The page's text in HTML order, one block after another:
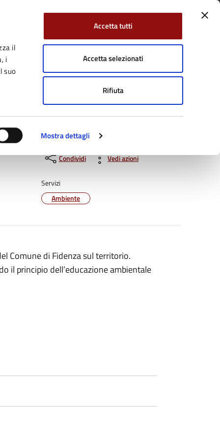
il
i
suo
Mostra dettagli
Accetta tutti
Accetta selezionati
Rifiuta
su: TwitterYouTube Cerca:
Tutti gli argomenti
Condividi Vedi azioni
Servizi
Ambiente
Comune di Fidenza sul territorio.
il principio dell’educazione ambientale